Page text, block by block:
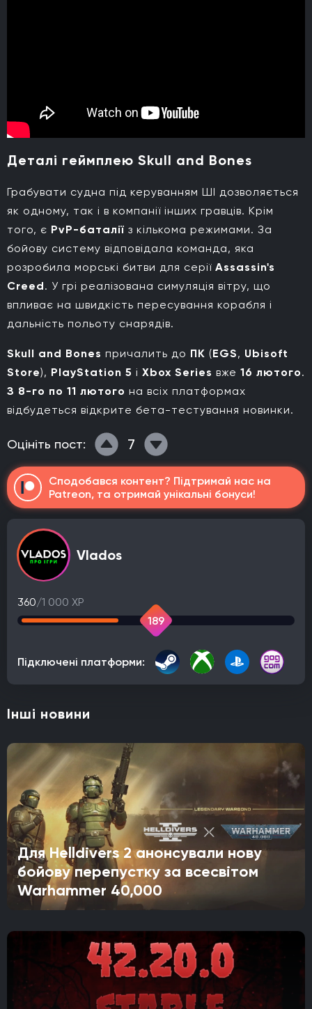
Деталі геймплею Skull and Bones
Грабувати судна під керуванням ШІ дозволяється
як одному, так і в компанії інших гравців. Крім
того, є PvP-баталії з кількома режимами. За
бойову систему відповідала команда, яка
розробила морські битви для серії Assassin's
Creed. У грі реалізована симуляція вітру, що
впливає на швидкість пересування корабля і
дальність польоту снарядів.
Skull and Bones причалить до ПК (EGS, Ubisoft
Store), PlayStation 5 і Xbox Series вже 16 лютого.
З 8-го по 11 лютого на всіх платформах
відбудеться відкрите бета-тестування новинки.
Оцініть пост: 7
Сподобався контент? Підтримай нас на
Patreon, та отримай унікальні бонуси!
Vlados
360/1 000 XP
189
Підключені платформи:
Інші новини
Для Helldivers 2 анонсували нову
бойову перепустку за всесвітом
Warhammer 40,000